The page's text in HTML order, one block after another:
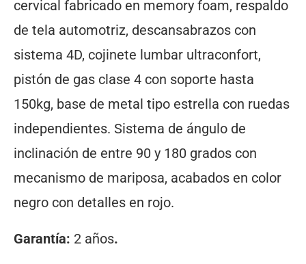
cervical fabricado en memory foam, respaldo
de tela automotriz, descansabrazos con
sistema 4D, cojinete lumbar ultraconfort,
pistón de gas clase 4 con soporte hasta
150kg, base de metal tipo estrella con ruedas
independientes. Sistema de ángulo de
inclinación de entre 90 y 180 grados con
mecanismo de mariposa, acabados en color
negro con detalles en rojo.
Garantía: 2 años.